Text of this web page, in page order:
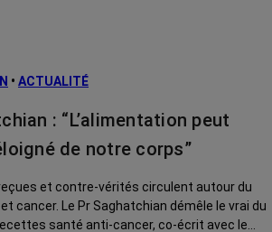
• ACTUALITÉ
: “L’alimentation peut
de notre corps”
et contre-vérités circulent autour du
cancer. Le Pr Saghatchian démêle le vrai du
santé anti-cancer, co-écrit avec le